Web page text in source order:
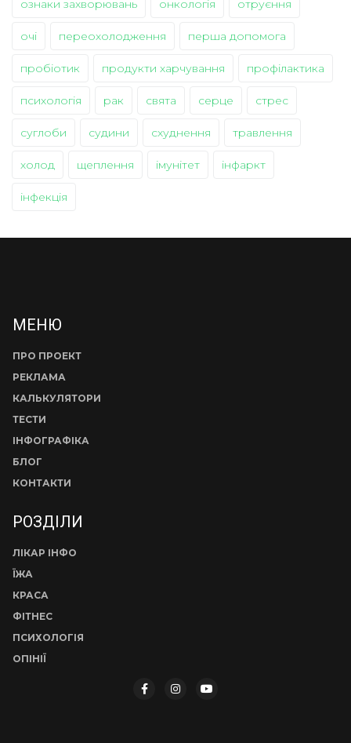
ознаки захворювань онкологія отруєння
очі переохолодження перша допомога
пробіотик продукти харчування профілактика
психологія рак свята серце стрес
суглоби судини схуднення травлення
холод щеплення імунітет інфаркт
інфекція
МЕНЮ
ПРО ПРОЕКТ
РЕКЛАМА
КАЛЬКУЛЯТОРИ
ТЕСТИ
ІНФОГРАФІКА
БЛОГ
КОНТАКТИ
РОЗДІЛИ
ЛІКАР ІНФО
ЇЖА
КРАСА
ФІТНЕС
ПСИХОЛОГІЯ
ОПІНІЇ